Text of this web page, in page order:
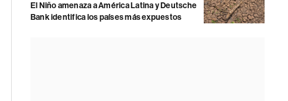
El Niño amenaza a América Latina y Deutsche
Bank identifica los países más expuestos